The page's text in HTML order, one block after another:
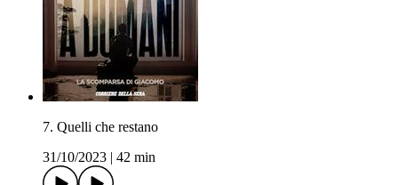
7. Quelli che restano
31/10/2023
42 min